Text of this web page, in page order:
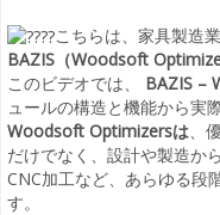
こちらは、家具製造
BAZIS（Woodsoft
このビデオでは、 BAZIS –
ュールの構造と機能から実
Woodsoft Optimizersは、
だけでなく、設計や製造か
CNC加工など、あらゆる段
す。